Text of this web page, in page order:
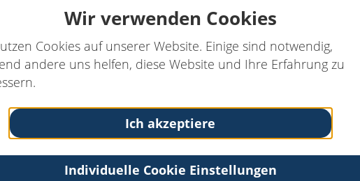
Wir verwenden Cookies
Cookies auf unserer Website. Einige sind notwendig,
andere uns helfen, diese Website und Ihre Erfahrung zu
Ich akzeptiere
Individuelle Cookie Einstellungen
Psych.
Tel: 083628839945
www.alpentherapie.de